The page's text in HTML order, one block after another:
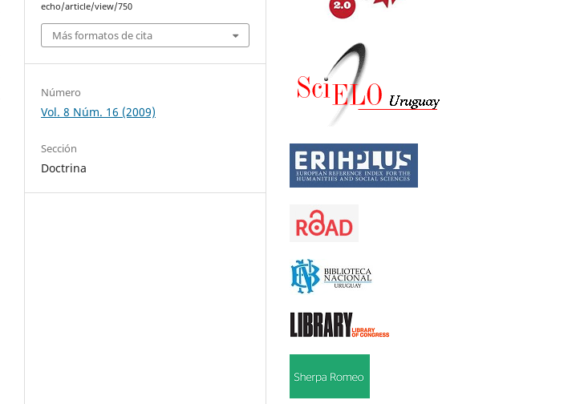
echo/article/view/750
Más formatos de cita
Número
Vol. 8 Núm. 16 (2009)
Sección
Doctrina